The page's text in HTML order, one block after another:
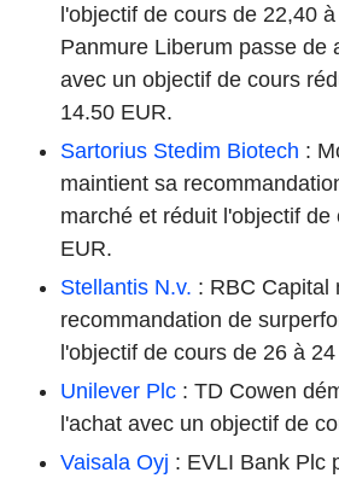
l'objectif de cours de 22,40
Panmure Liberum passe de
avec un objectif de cours
14.50 EUR.
Sartorius Stedim Biotech :
maintient sa
marché et réduit l'objectif
EUR.
Stellantis N.v. : RBC Capital
recommandation de
l'objectif de cours de 26 à
Unilever Plc : TD Cowen
l'achat avec un objectif de
Vaisala Oyj : EVLI Bank Plc